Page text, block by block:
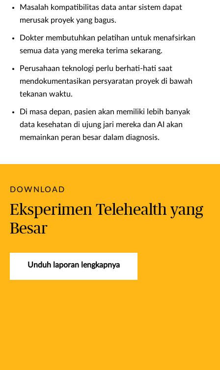
Masalah kompatibilitas data antar sistem dapat
merusak proyek yang bagus.
Dokter membutuhkan pelatihan untuk menafsirkan
semua data yang mereka terima sekarang.
Perusahaan teknologi perlu berhati-hati saat
mendokumentasikan persyaratan proyek di bawah
tekanan waktu.
Di masa depan, pasien akan memiliki lebih banyak
data kesehatan di ujung jari mereka dan AI akan
memainkan peran besar dalam diagnosis.
DOWNLOAD
Eksperimen Telehealth yang
Besar
Unduh laporan lengkapnya